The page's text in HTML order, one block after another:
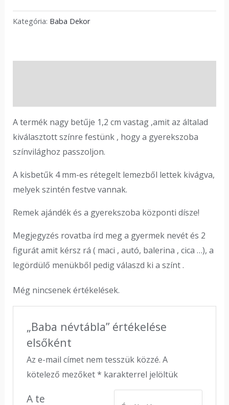
Kategória: Baba Dekor
A termék nagy betűje 1,2 cm vastag ,amit az általad
kiválasztott színre festünk , hogy a gyerekszoba
színvilághoz passzoljon.
A kisbetűk 4 mm-es rétegelt lemezből lettek kivágva,
melyek szintén festve vannak.
Remek ajándék és a gyerekszoba központi dísze!
Megjegyzés rovatba írd meg a gyermek nevét és 2
figurát amit kérsz rá ( maci , autó, balerina , cica …), a
legördülő menükből pedig válaszd ki a színt .
Még nincsenek értékelések.
„Baba névtábla” értékelése
elsőként
Az e-mail címet nem tesszük közzé. A
kötelező mezőket* karakterrel jelöltük
A te